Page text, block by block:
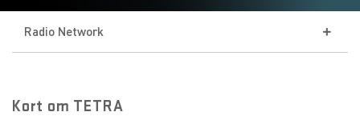
Kort om TETRA
Radio Network
TETRA-infrastruktur
IDAS